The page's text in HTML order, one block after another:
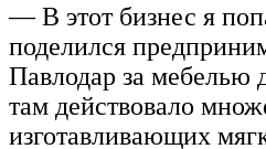
— В этот бизнес я
поделился
Павлодар за мебелью
там действовало
изготавливающих